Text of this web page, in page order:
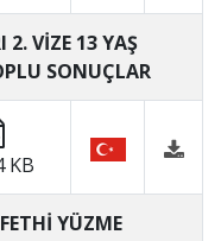
2. VİZE 13 YAŞ
SONUÇLAR
KB
YÜZME